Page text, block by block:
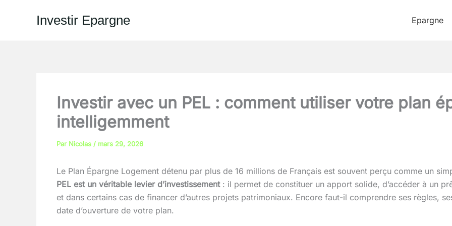
Investir Epargne Epargne
Investir avec un PEL : comment utiliser votre plan
intelligemment
Par Nicolas / mars 29, 2026
Le Plan Épargne Logement détenu par plus de 16 millions de Français est souvent perçu comme un
PEL est un véritable levier d’investissement: il permet de constituer un apport solide, d’accéder à un
et dans certains cas de financer d’autres projets patrimoniaux. Encore faut-il comprendre ses règles,
date d’ouverture de votre plan.